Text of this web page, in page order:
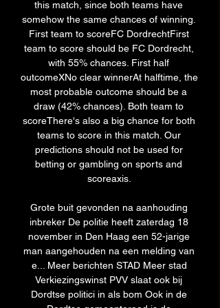
this match, since both teams have
somehow the same chances of winning.
First team to scoreFC DordrechtFirst
team to score should be FC Dordrecht,
with 55% chances. First half
outcomeXNo clear winnerAt halftime, the
most probable outcome should be a
draw (42% chances). Both team to
scoreThere's also a big chance for both
teams to score in this match. Our
predictions should not be used for
betting or gambling on sports and
scoreaxis.
Grote buit gevonden na aanhouding
inbreker De politie heeft zaterdag 18
november in Den Haag een 52-jarige
man aangehouden na een melding van
e... Meer berichten STAD Meer stad
Verkiezingswinst PVV slaat ook bij
Dordtse politici in als bom Ook in de